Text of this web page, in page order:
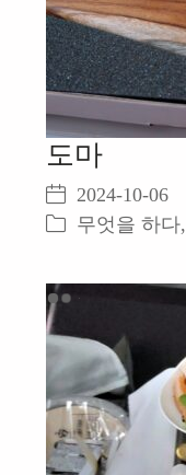
도마
2024-10-06
무엇을 하다,